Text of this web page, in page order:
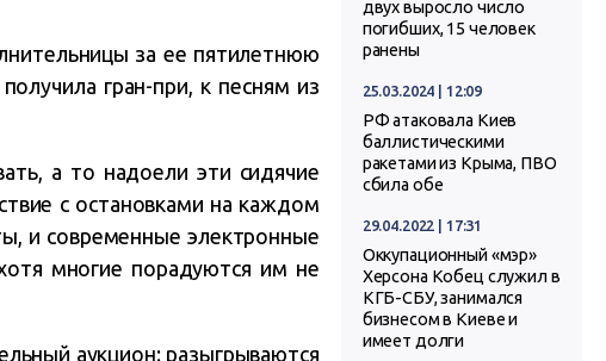
за ее пятилетнюю
гран-при, к песням из
а то надоели эти сидячие
с остановками на каждом
и современные электронные
многие порадуются им не
аукцион: разыгрываются
двух выросло число
погибших, 15 человек
ранены
25.03.2024 | 12:09
РФ атаковала Киев
баллистическими
ракетами из Крыма, ПВО
сбила обе
29.04.2022 | 17:31
Оккупационный «мэр»
Херсона Кобец служил в
КГБ-СБУ, занимался
бизнесом в Киеве и
имеет долги